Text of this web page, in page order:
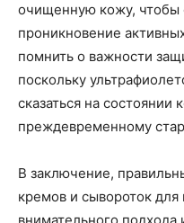
очищенную кожу, чтобы
проникновение
помнить о важности
поскольку
сказаться на состоянии
преждевременному
В заключение,
кремов и сывороток